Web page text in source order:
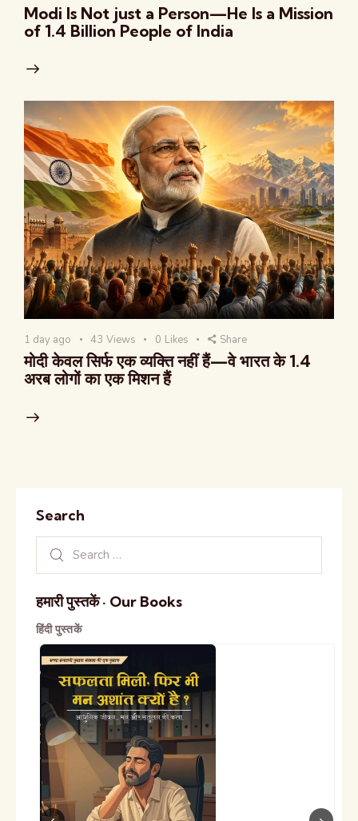
Modi Is Not just a Person—He Is a Mission
of 1.4 Billion People of India
1 day ago 43 Views 0 Likes Share
मोदी केवल सिर्फ एक व्यक्ति नहीं हैं—वे भारत के 1.4
अरब लोगों का एक मिशन हैं
Search
हमारी पुस्तकें · Our Books
हिंदी पुस्तकें